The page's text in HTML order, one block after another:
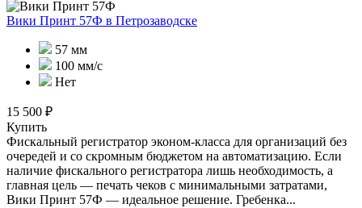
Вики Принт 57Ф в Петрозаводске
57 мм
100 мм/с
Нет
15 500 ₽
Купить
Фискальный регистратор эконом-класса для организаций без
очередей и со скромным бюджетом на автоматизацию. Если
наличие фискального регистратора лишь необходимость, а
главная цель — печать чеков с минимальными затратами,
Вики Принт 57Ф — идеальное решение. Гребенка...